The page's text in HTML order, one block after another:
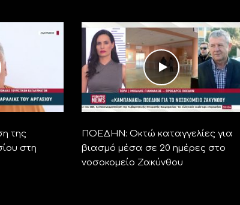
της
στη
ΠΟΕΔΗΝ: Οκτώ καταγγελίες για
βιασμό μέσα σε 20 ημέρες στο
νοσοκομείο Ζακύνθου